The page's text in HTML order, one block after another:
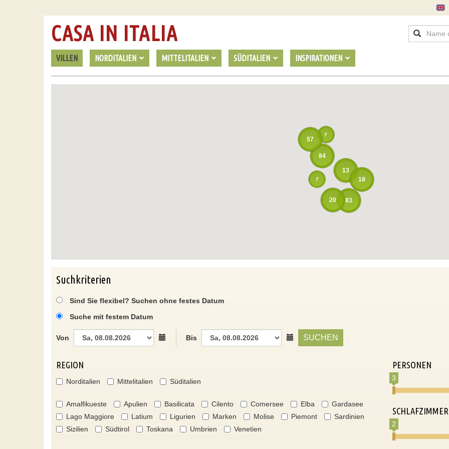
VILLEN NORDITALIEN MITTELITALIEN SÜDITALIEN INSPIRATIONEN
CASA IN ITALIA
83
84
7
57
13
20
18
7
Suchkriterien
Sind Sie flexibel? Suchen ohne festes Datum
Suche mit festem Datum
Von Bis SUCHEN
REGION
Norditalien Mittelitalien Süditalien
Amalfikueste Apulien Basilicata Cilento Comersee Elba
Gardasee
Lago Maggiore
Latium Ligurien Marken Molise Piemont
Sardinien
Sizilien
Südtirol Toskana Umbrien Venetien
PERSONEN
3
SCHLAFZIMMER
2